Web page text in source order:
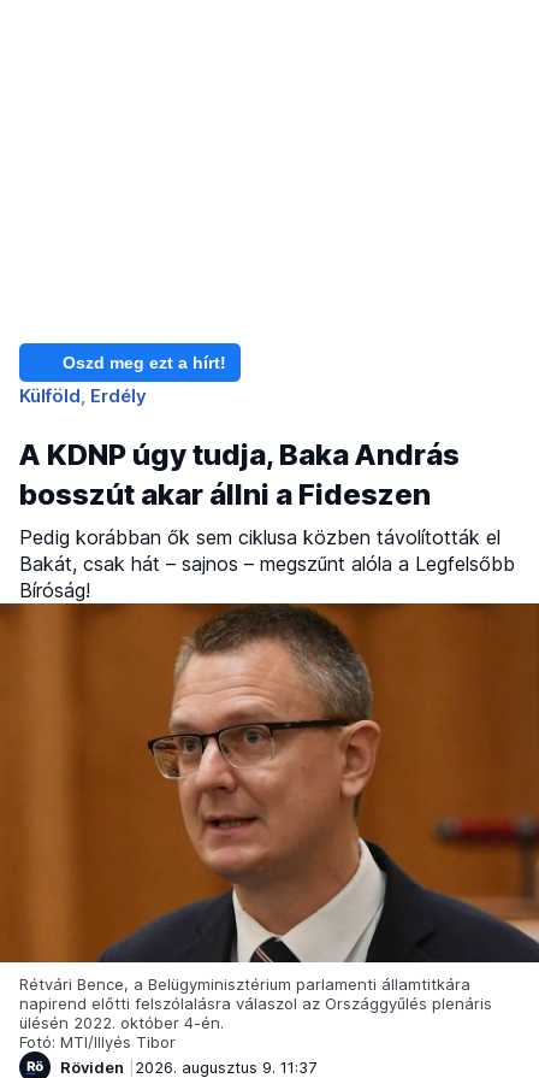
Oszd meg ezt a hírt!
Külföld Erdély
A KDNP úgy tudja, Baka András
bosszút akar állni a Fideszen
Pedig korábban ők sem ciklusa közben távolították el
Bakát, csak hát – sajnos – megszűnt alóla a Legfelsőbb
Bíróság!
Rétvári Bence, a Belügyminisztérium parlamenti államtitkára
napirend előtti felszólalásra válaszol az Országgyűlés plenáris
ülésén 2022. október 4-én.
Fotó: MTI/Illyés Tibor
Röviden
2026. augusztus 9. 11:37